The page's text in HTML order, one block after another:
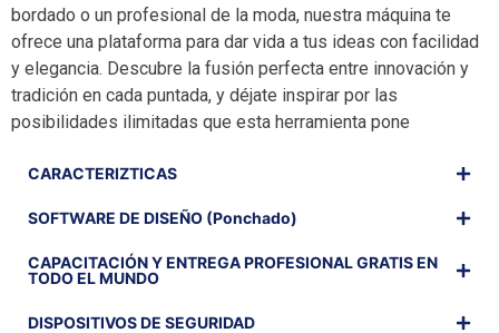
bordado o un profesional de la moda, nuestra máquina te
ofrece una plataforma para dar vida a tus ideas con facilidad
y elegancia. Descubre la fusión perfecta entre innovación y
tradición en cada puntada, y déjate inspirar por las
posibilidades ilimitadas que esta herramienta pone
CARACTERIZTICAS
SOFTWARE DE DISEÑO (Ponchado)
CAPACITACIÓN Y ENTREGA PROFESIONAL GRATIS EN
TODO EL MUNDO
DISPOSITIVOS DE SEGURIDAD